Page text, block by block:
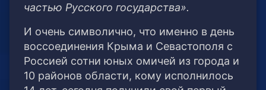
частью Русского государства».
И очень символично, что именно в день
воссоединения Крыма и Севастополя с
Россией сотни юных омичей из города и
10 районов области, кому исполнилось